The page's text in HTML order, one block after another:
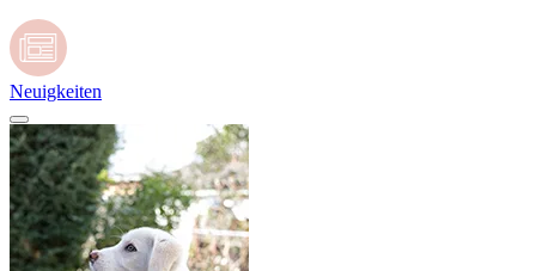
Neuigkeiten